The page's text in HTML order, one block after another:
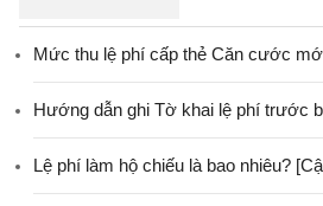
Mức thu lệ phí cấp thẻ Căn cước
Hướng dẫn ghi Tờ khai lệ phí trước
Lệ phí làm hộ chiếu là bao nhiêu?